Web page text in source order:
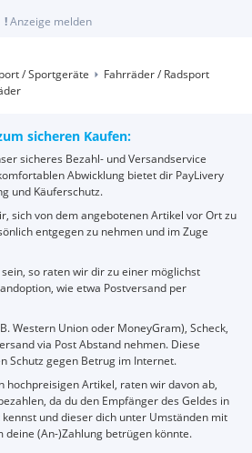
!Anzeige melden
/ Sportgeräte
Fahrräder / Radsport
sicheren Kaufen:
sicheres Bezahl- und Versandservice
Abwicklung bietet dir PayLivery
und Käuferschutz.
sich von dem angebotenen Artikel vor Ort zu
entgegen zu nehmen und im Zuge
so raten wir dir zu einer möglichst
wie etwa Postversand per
Western Union oder MoneyGram), Scheck,
via Post Abstand nehmen. Diese
Schutz gegen Betrug im Internet.
hochpreisigen Artikel, raten wir davon ab,
da du den Empfänger des Geldes in
und dieser dich unter Umständen mit
deine (An-)Zahlung betrügen könnte.